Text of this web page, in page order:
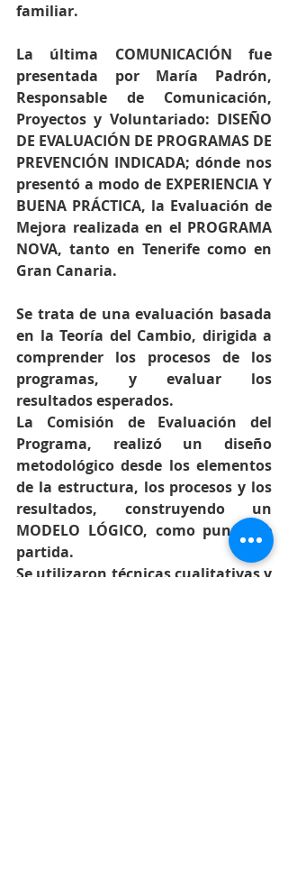
familiar.
La última COMUNICACIÓN fue
presentada por María Padrón,
Responsable de Comunicación,
Proyectos y Voluntariado: DISEÑO
DE EVALUACIÓN DE PROGRAMAS DE
PREVENCIÓN INDICADA; dónde nos
presentó a modo de EXPERIENCIA Y
BUENA PRÁCTICA, la Evaluación de
Mejora realizada en el PROGRAMA
NOVA, tanto en Tenerife como en
Gran Canaria.
Se trata de una evaluación basada
en la Teoría del Cambio, dirigida a
comprender los procesos de los
programas, y evaluar los
resultados esperados.
La Comisión de Evaluación del
Programa, realizó un diseño
metodológico desde los elementos
de la estructura, los procesos y los
resultados, construyendo un
MODELO LÓGICO, como punto de
partida.
Se utilizaron técnicas cualitativas y